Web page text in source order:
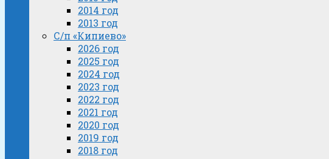
2014 год
2013 год
С/п «Кипиево»
2026 год
2025 год
2024 год
2023 год
2022 год
2021 год
2020 год
2019 год
2018 год